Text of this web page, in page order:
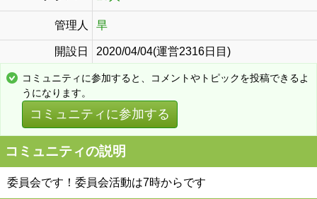
管理人 旱
開設日 2020/04/04(運営2316日目)
コミュニティに参加すると、コメントやトピックを投稿できるよ
うになります。
コミュニティに参加する
コミュニティの説明
委員会です！委員会活動は7時からです